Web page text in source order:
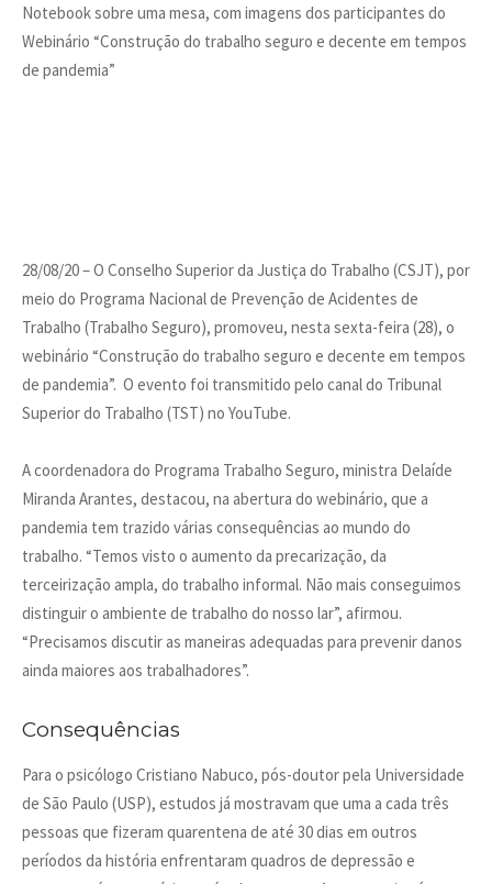
Notebook sobre uma mesa, com imagens dos participantes do
Webinário “Construção do trabalho seguro e decente em tempos
de pandemia”
28/08/20 – O Conselho Superior da Justiça do Trabalho (CSJT), por
meio do Programa Nacional de Prevenção de Acidentes de
Trabalho (Trabalho Seguro), promoveu, nesta sexta-feira (28), o
webinário “Construção do trabalho seguro e decente em tempos
de pandemia”. O evento foi transmitido pelo canal do Tribunal
Superior do Trabalho (TST) no YouTube.
A coordenadora do Programa Trabalho Seguro, ministra Delaíde
Miranda Arantes, destacou, na abertura do webinário, que a
pandemia tem trazido várias consequências ao mundo do
trabalho. “Temos visto o aumento da precarização, da
terceirização ampla, do trabalho informal. Não mais conseguimos
distinguir o ambiente de trabalho do nosso lar”, afirmou.
“Precisamos discutir as maneiras adequadas para prevenir danos
ainda maiores aos trabalhadores”.
Consequências
Para o psicólogo Cristiano Nabuco, pós-doutor pela Universidade
de São Paulo (USP), estudos já mostravam que uma a cada três
pessoas que fizeram quarentena de até 30 dias em outros
períodos da história enfrentaram quadros de depressão e